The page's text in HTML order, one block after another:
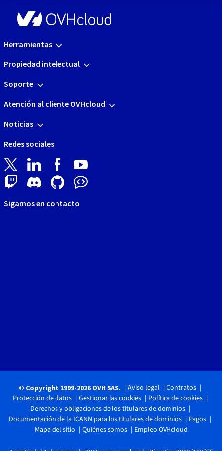
Herramientas
Propiedad intelectual
Soporte
Atención al cliente OVHcloud
Noticias
Redes sociales
Sigamos en contacto
© Copyright 1999-2026 OVH SAS. Aviso legal
Contratos
Protección de datos
Gestionar las cookies
Política de cookies
Derechos y obligaciones de los titulares de dominios
Documentación de la ICANN para los titulares de dominios
Pagos
Mapa del sitio
Quiénes somos Empleo OVHcloud